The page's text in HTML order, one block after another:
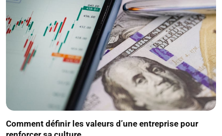
Comment définir les valeurs d’une entreprise pour